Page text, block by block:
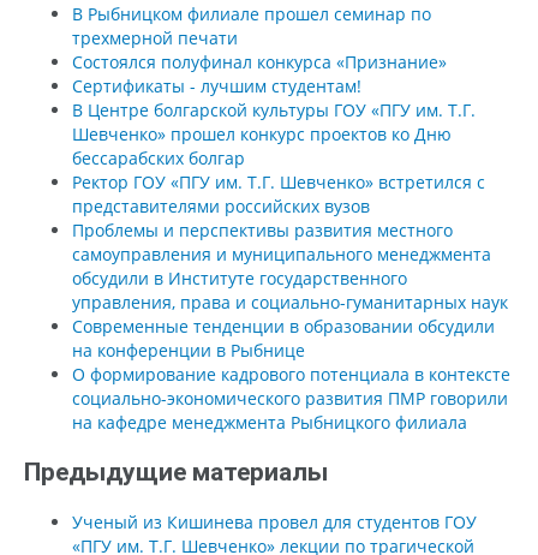
В Рыбницком филиале прошел семинар по
трехмерной печати
Состоялся полуфинал конкурса «Признание»
Сертификаты - лучшим студентам!
В Центре болгарской культуры ГОУ «ПГУ им. Т.Г.
Шевченко» прошел конкурс проектов ко Дню
бессарабских болгар
Ректор ГОУ «ПГУ им. Т.Г. Шевченко» встретился с
представителями российских вузов
Проблемы и перспективы развития местного
самоуправления и муниципального менеджмента
обсудили в Институте государственного
управления, права и социально-гуманитарных наук
Современные тенденции в образовании обсудили
на конференции в Рыбнице
О формирование кадрового потенциала в контексте
социально-экономического развития ПМР говорили
на кафедре менеджмента Рыбницкого филиала
Предыдущие материалы
Ученый из Кишинева провел для студентов ГОУ
«ПГУ им. Т.Г. Шевченко» лекции по трагической